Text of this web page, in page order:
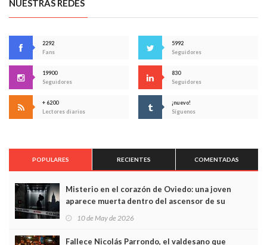
NUESTRAS REDES
2292
Fans
5992
Seguidores
19900
Seguidores
830
Seguidores
+ 6200
Lectores diarios
¡nuevo!
Síguenos
POPULARES RECIENTES COMENTADAS
Misterio en el corazón de Oviedo: una joven
aparece muerta dentro del ascensor de su
edificio y las cámaras captan sus últimos minutos
10 de May de 2026
Fallece Nicolás Parrondo, el valdesano que